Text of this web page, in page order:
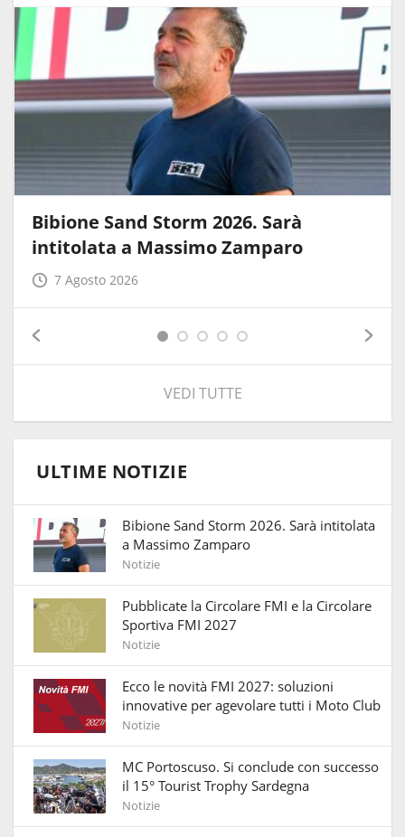
Bibione Sand Storm 2026. Sarà
intitolata a Massimo Zamparo
7 Agosto 2026
VEDI TUTTE
ULTIME NOTIZIE
Bibione Sand Storm 2026. Sarà intitolata
a Massimo Zamparo
Notizie
Pubblicate la Circolare FMI e la Circolare
Sportiva FMI 2027
Notizie
Ecco le novità FMI 2027: soluzioni
innovative per agevolare tutti i Moto Club
Notizie
MC Portoscuso. Si conclude con successo
il 15° Tourist Trophy Sardegna
Notizie